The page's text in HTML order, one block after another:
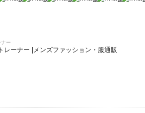
ー
レーナー |メンズファッション・服通販